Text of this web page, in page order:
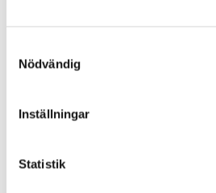
Nödvändig
Inställningar
Statistik